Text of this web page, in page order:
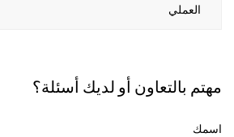
العملي
مهتم بالتعاون أو لديك أسئلة؟
اسمك